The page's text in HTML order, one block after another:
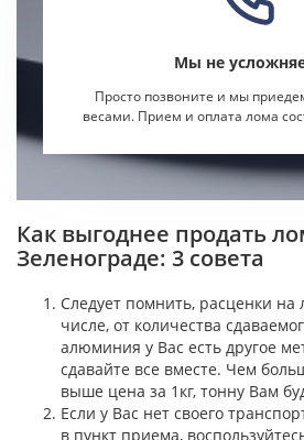
Мы не
Просто позвоните и мы
весами. Прием и оплата лома
Как выгоднее продать
Зеленограде: 3 совета
Следует помнить, расценки на
числе, от количества
алюминия у Вас есть другое
сдавайте все вместе. Чем
выше цена за 1кг, тонну Вам
Если у Вас нет своего
в пункт приема,